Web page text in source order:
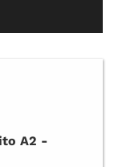
A2 -